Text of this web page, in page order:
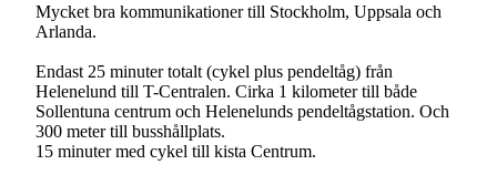
Mycket bra kommunikationer till Stockholm, Uppsala och
Arlanda.
Endast 25 minuter totalt (cykel plus pendeltåg) från
Helenelund till T-Centralen. Cirka 1 kilometer till både
Sollentuna centrum och Helenelunds pendeltågstation. Och
300 meter till busshållplats.
15 minuter med cykel till kista Centrum.